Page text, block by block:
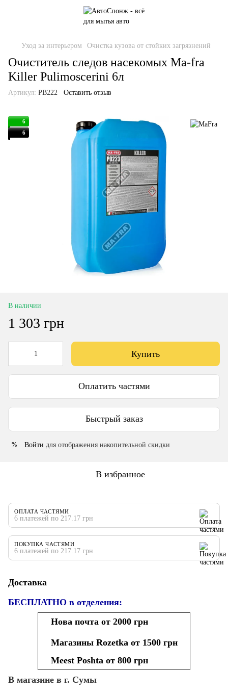
Уход за интерьером Очистка кузова от стойких загрязнений
Очиститель следов насекомых Ma-fra
Killer Pulimoscerini 6л
Артикул: PB222 Оставить отзыв
6
6
В наличии
1 303 грн
Купить
Оплатить частями
Быстрый заказ
% Войти для отображения накопительной скидки
В избранное
ОПЛАТА ЧАСТЯМИ
6 платежей по 217.17 грн
ПОКУПКА ЧАСТЯМИ
6 платежей по 217.17 грн
Доставка
БЕСПЛАТНО в отделения:
Нова почта от 2000 грн
Магазины Rozetka от 1500 грн
Meest Poshta от 800 грн
В магазине в г. Сумы